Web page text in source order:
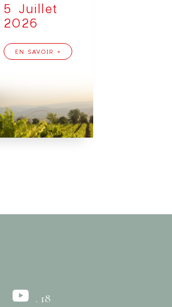
5 Juillet
2026
EN SAVOIR +
. 18